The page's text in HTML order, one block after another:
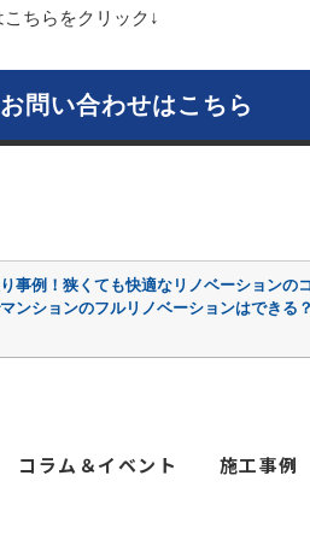
ちらをクリック↓
問い合わせはこちら
事例！狭くても快適なリノベーションの
ンションのフルリノベーションはできる
コラム＆イベント 施工事例